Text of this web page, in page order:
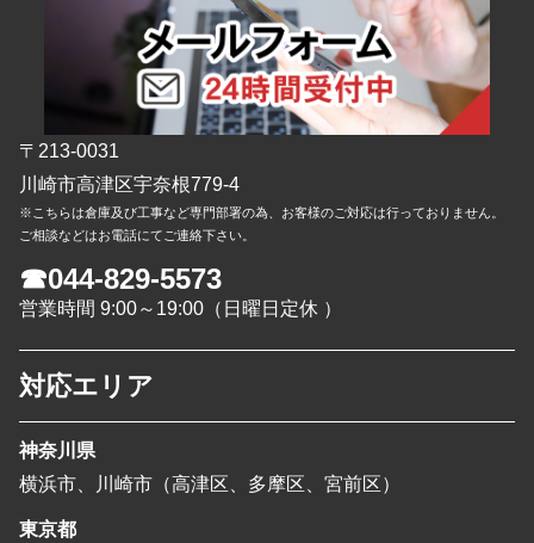
〒213-0031
川崎市高津区宇奈根779-4
※こちらは倉庫及び工事など専門部署の為、お客様のご対応は行っておりません。
ご相談などはお電話にてご連絡下さい。
☎044-829-5573
営業時間 9:00～19:00（日曜日定休 ）
対応エリア
神奈川県
横浜市、川崎市（高津区、多摩区、宮前区）
東京都